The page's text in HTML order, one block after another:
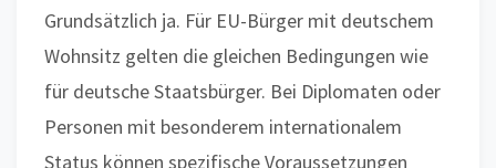
Grundsätzlich ja. Für EU-Bürger mit deutschem
Wohnsitz gelten die gleichen Bedingungen wie
für deutsche Staatsbürger. Bei Diplomaten oder
Personen mit besonderem internationalem
Status können spezifische Voraussetzungen